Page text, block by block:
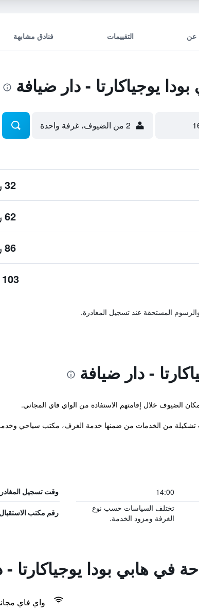
عن التقييمات فنادق مشابهة
يوجياكارتا - دار ضيافة
2 من الضيوف، غرفة واحدة
32 ﷼
62 ﷼
86 ﷼
103 ﷼
المستحقة عند تسجيل المغادرة.
- دار ضيافة
تشكيلة من الخدمات من ضمنها خدمة الغرف، مكتب سياحي
14:00 وقت تسجيل
تختلف السياسات حسب نوع
الغرفة ومزود الخدمة.
رقم مكتب الاستقبال
في هابي بودا يوجياكارتا
واي فاي